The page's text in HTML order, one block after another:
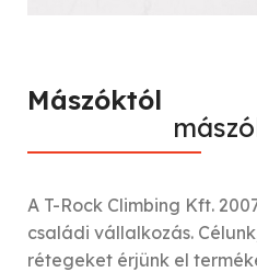
Mászóktól
A T-Rock Climbing Kft.
családi vállalkozás.
rétegeket érjünk el